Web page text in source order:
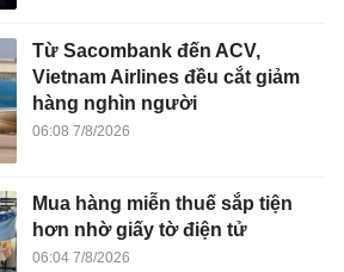
Từ Sacombank đến ACV,
Vietnam Airlines đều cắt giảm
hàng nghìn người
06:08 7/8/2026
Mua hàng miễn thuế sắp tiện
hơn nhờ giấy tờ điện tử
06:04 7/8/2026